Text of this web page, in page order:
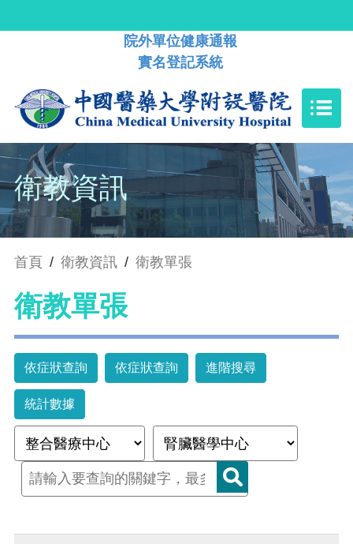
院外單位健康通報
實名登記系統
衛教資訊
首頁 / 衛教資訊 / 衛教單張
衛教單張
依症狀查詢 依症狀查詢 進階搜尋
統計數據